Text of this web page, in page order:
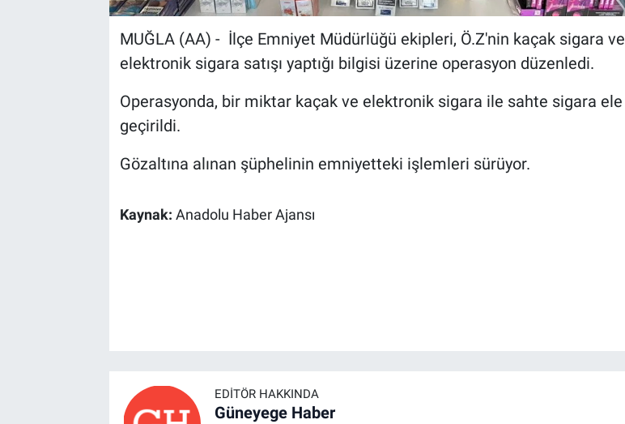
MUĞLA (AA) - İlçe Emniyet Müdürlüğü ekipleri, Ö.Z'nin kaçak sigara ve
elektronik sigara satışı yaptığı bilgisi üzerine operasyon düzenledi.
Operasyonda, bir miktar kaçak ve elektronik sigara ile sahte sigara ele
geçirildi.
Gözaltına alınan şüphelinin emniyetteki işlemleri sürüyor.
Kaynak: Anadolu Haber Ajansı
EDITÖR HAKKINDA
Güneyege Haber